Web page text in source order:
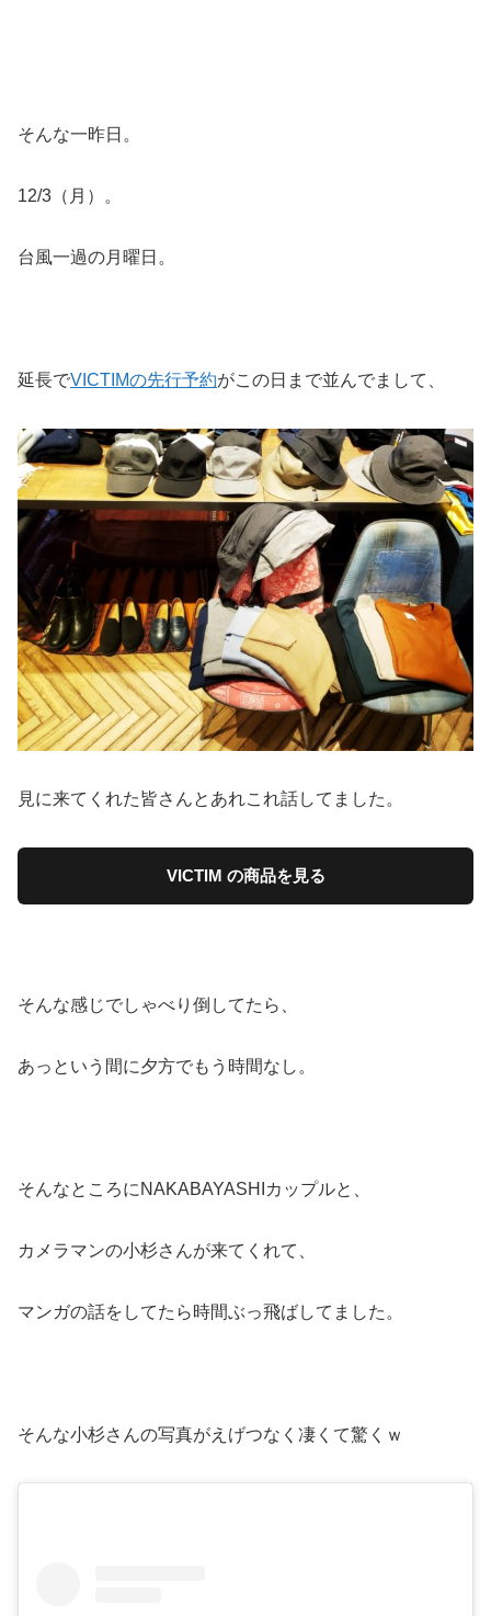
そんな一昨日。
12/3（月）。
台風一過の月曜日。
延長でVICTIMの先行予約がこの日まで並んでまして、
見に来てくれた皆さんとあれこれ話してました。
VICTIM の商品を見る
そんな感じでしゃべり倒してたら、
あっという間に夕方でもう時間なし。
そんなところにNAKABAYASHIカップルと、
カメラマンの小杉さんが来てくれて、
マンガの話をしてたら時間ぶっ飛ばしてました。
そんな小杉さんの写真がえげつなく凄くて驚くｗ